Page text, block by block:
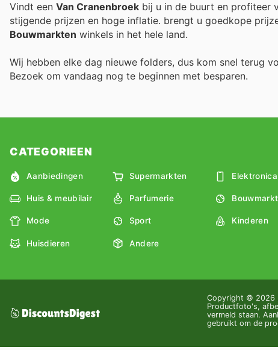
Vindt een Van Cranenbroek bij u in de buurt en profiteer
stijgende prijzen en hoge inflatie. brengt u goedkope
Bouwmarkten winkels in het hele land.
Wij hebben elke dag nieuwe folders, dus kom snel terug
Bezoek om vandaag nog te beginnen met besparen.
CATEGORIEEN
Aanbiedingen Supermarkten Elektronica
Huis & meubilair Parfumerie
Mode Sport Kinderen
Huisdieren Andere
Copyright © 2026
Productfoto's,
vermeld staan.
gebruikt om de